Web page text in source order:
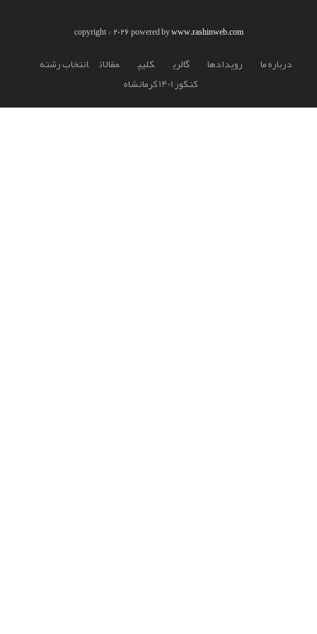
copyright © 2026 powered bywww.rashinweb.com
درباره ما رويدادها گالري کليپ مقالات انتخاب رشته
کنکور 1401 کرمانشاه